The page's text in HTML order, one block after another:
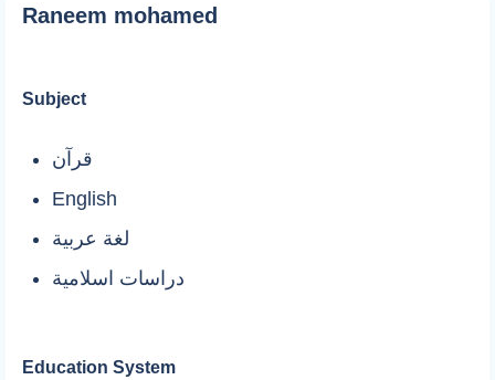
Raneem mohamed
Subject
قرآن
English
لغة عربية
دراسات اسلامية
Education System